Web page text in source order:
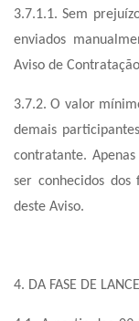
3.7.1.1. Sem
enviados
Aviso de
3.7.2. O valor
demais
contratante.
ser conhecidos
deste Aviso.
4. DA FASE DE